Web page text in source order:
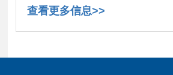
查看更多信息>>